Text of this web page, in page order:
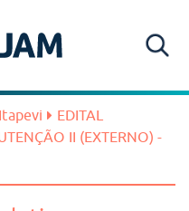
Itapevi
EDITAL
II (EXTERNO) -